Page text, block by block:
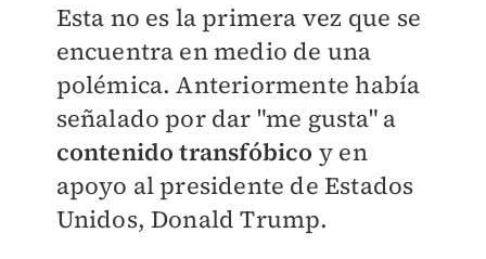
Esta no es la primera vez que se
encuentra en medio de una
polémica. Anteriormente había
señalado por dar "me gusta" a
contenido transfóbico y en
apoyo al presidente de Estados
Unidos, Donald Trump.